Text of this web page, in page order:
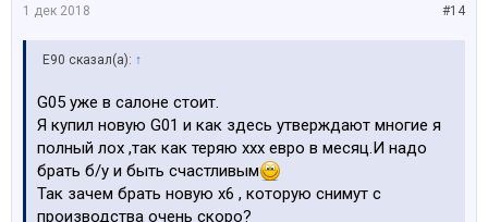
#14
1 дек 2018
E90 сказал(а): ↑
G05 уже в салоне стоит.
Я купил новую G01 и как здесь утверждают многие я
полный лох ,так как теряю ххх евро в месяц.И надо
брать б/у и быть счастливым
Так зачем брать новую х6 , которую снимут с
производства очень скоро?